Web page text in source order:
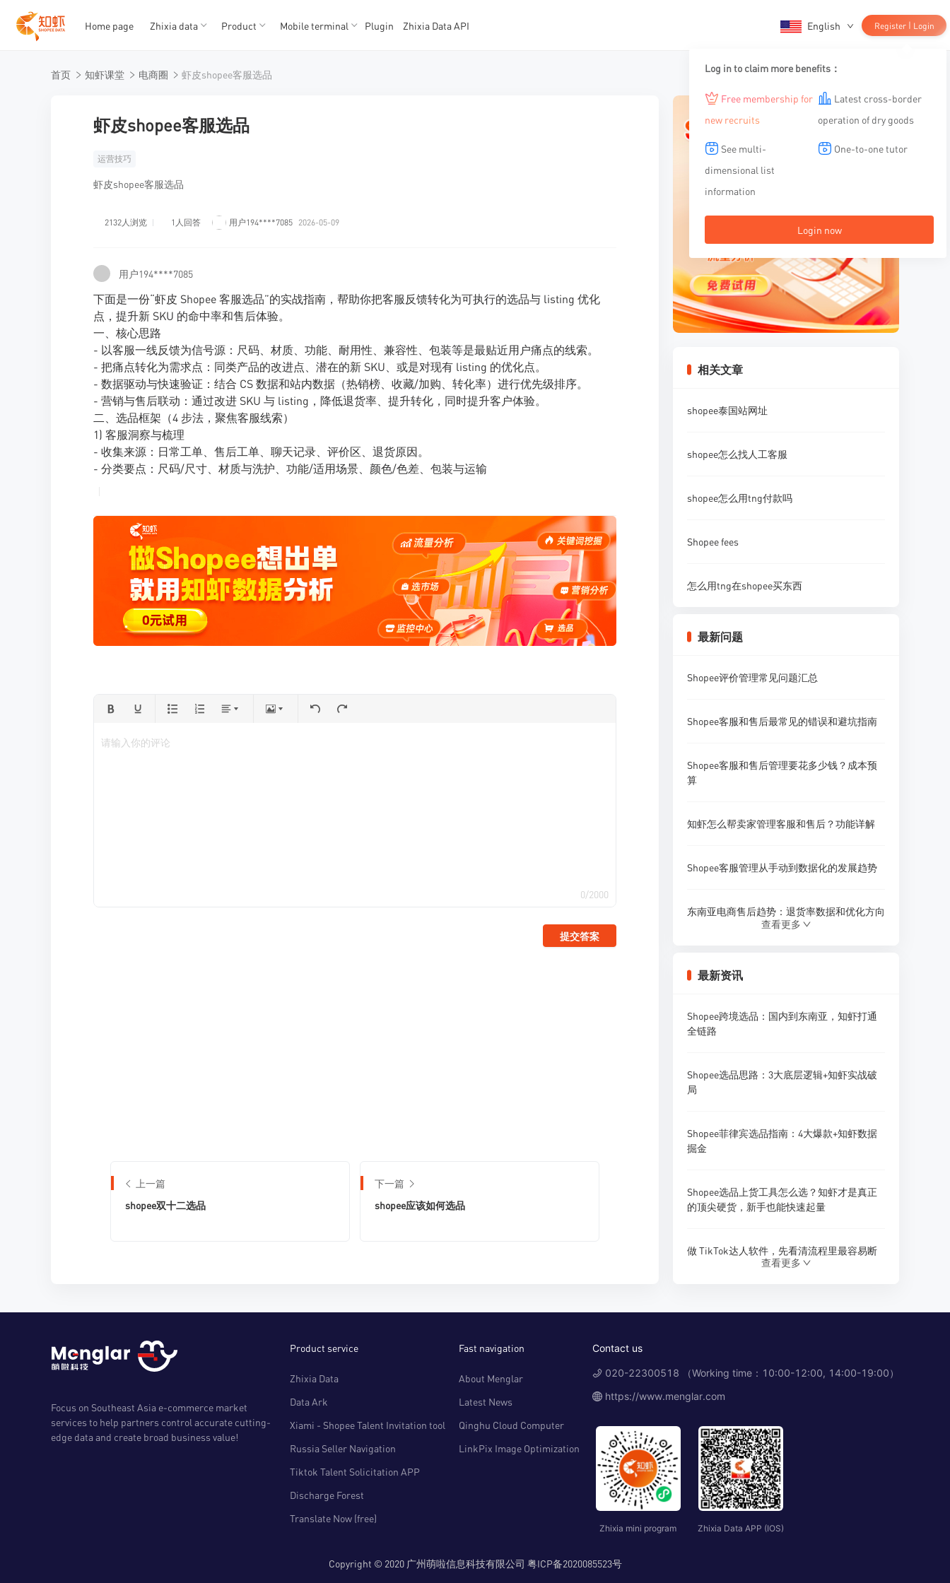
TK数据
TK数据
Home page Zhixia data Product Mobile terminal Plugin Zhixia Data API English Register | Login
Log in to claim more benefits：
Free membership for
new recruits
Latest cross-border
operation of dry goods
See multi-
dimensional list
information
One-to-one tutor
Login now
首页 知虾课堂 电商圈 虾皮shopee客服选品
虾皮shopee客服选品
运营技巧
虾皮shopee客服选品
2132人浏览 1人回答 用户194****7085 2026-05-09
用户194****7085
下面是一份“虾皮 Shopee 客服选品”的实战指南，帮助你把客服反馈转化为可执行的选品与 listing 优化
点，提升新 SKU 的命中率和售后体验。
一、核心思路
- 以客服一线反馈为信号源：尺码、材质、功能、耐用性、兼容性、包装等是最贴近用户痛点的线索。
- 把痛点转化为需求点：同类产品的改进点、潜在的新 SKU、或是对现有 listing 的优化点。
- 数据驱动与快速验证：结合 CS 数据和站内数据（热销榜、收藏/加购、转化率）进行优先级排序。
- 营销与售后联动：通过改进 SKU 与 listing，降低退货率、提升转化，同时提升客户体验。
二、选品框架（4 步法，聚焦客服线索）
1) 客服洞察与梳理
- 收集来源：日常工单、售后工单、聊天记录、评价区、退货原因。
- 分类要点：尺码/尺寸、材质与洗护、功能/适用场景、颜色/色差、包装与运输
0/2000
请输入你的评论
提交答案
上一篇
shopee双十二选品
下一篇
shopee应该如何选品
相关文章
shopee泰国站网址
shopee怎么找人工客服
shopee怎么用tng付款吗
Shopee fees
怎么用tng在shopee买东西
最新问题
Shopee评价管理常见问题汇总
Shopee客服和售后最常见的错误和避坑指南
Shopee客服和售后管理要花多少钱？成本预
算
知虾怎么帮卖家管理客服和售后？功能详解
Shopee客服管理从手动到数据化的发展趋势
东南亚电商售后趋势：退货率数据和优化方向
例
2026年Shopee客服和售后政策有什么变化？
查看更多
最新资讯
Shopee跨境选品：国内到东南亚，知虾打通
全链路
Shopee选品思路：3大底层逻辑+知虾实战破
局
Shopee菲律宾选品指南：4大爆款+知虾数据
掘金
Shopee选品上货工具怎么选？知虾才是真正
的顶尖硬货，新手也能快速起量
做 TikTok达人软件，先看清流程里最容易断
TikTok网红达人邀约避坑指南：商家从0到1的
实战决策手册
TikTok新店冷启动指南：达人邀约从0到1的实
战拆解
Shopee选品工具｜知虾数据：选对品，东南
亚就是你的提款机
查看更多
Focus on Southeast Asia e-commerce market
services to help partners control accurate cutting-
edge data and create broad business value!
Product service
Zhixia Data
Data Ark
Xiami - Shopee Talent Invitation tool
Russia Seller Navigation
Tiktok Talent Solicitation APP
Discharge Forest
Translate Now (free)
Fast navigation
About Menglar
Latest News
Qinghu Cloud Computer
LinkPix Image Optimization
Contact us
020-22300518 （Working time：10:00-12:00, 14:00-19:00）
https://www.menglar.com
Zhixia mini program Zhixia Data APP (IOS)
Copyright © 2020 广州萌啦信息科技有限公司 粤ICP备2020085523号